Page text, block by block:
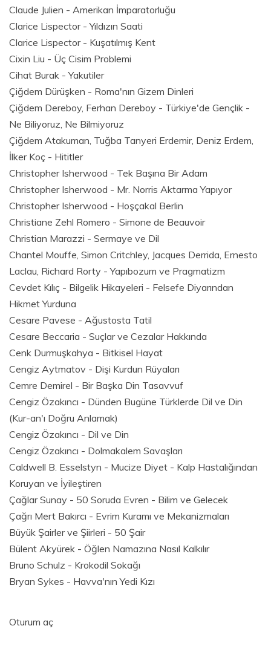
Claude Julien - Amerikan İmparatorluğu
Clarice Lispector - Yıldızın Saati
Clarice Lispector - Kuşatılmış Kent
Cixin Liu - Üç Cisim Problemi
Cihat Burak - Yakutiler
Çiğdem Dürüşken - Roma'nın Gizem Dinleri
Çiğdem Dereboy, Ferhan Dereboy - Türkiye'de Gençlik -
Ne Biliyoruz, Ne Bilmiyoruz
Çiğdem Atakuman, Tuğba Tanyeri Erdemir, Deniz Erdem,
İlker Koç - Hititler
Christopher Isherwood - Tek Başına Bir Adam
Christopher Isherwood - Mr. Norris Aktarma Yapıyor
Christopher Isherwood - Hoşçakal Berlin
Christiane Zehl Romero - Simone de Beauvoir
Christian Marazzi - Sermaye ve Dil
Chantel Mouffe, Simon Critchley, Jacques Derrida, Ernesto
Laclau, Richard Rorty - Yapıbozum ve Pragmatizm
Cevdet Kılıç - Bilgelik Hikayeleri - Felsefe Diyarından
Hikmet Yurduna
Cesare Pavese - Ağustosta Tatil
Cesare Beccaria - Suçlar ve Cezalar Hakkında
Cenk Durmuşkahya - Bitkisel Hayat
Cengiz Aytmatov - Dişi Kurdun Rüyaları
Cemre Demirel - Bir Başka Din Tasavvuf
Cengiz Özakıncı - Dünden Bugüne Türklerde Dil ve Din
(Kur-an'ı Doğru Anlamak)
Cengiz Özakıncı - Dil ve Din
Cengiz Özakıncı - Dolmakalem Savaşları
Caldwell B. Esselstyn - Mucize Diyet - Kalp Hastalığından
Koruyan ve İyileştiren
Çağlar Sunay - 50 Soruda Evren - Bilim ve Gelecek
Çağrı Mert Bakırcı - Evrim Kuramı ve Mekanizmaları
Büyük Şairler ve Şiirleri - 50 Şair
Bülent Akyürek - Öğlen Namazına Nasıl Kalkılır
Bruno Schulz - Krokodil Sokağı
Bryan Sykes - Havva'nın Yedi Kızı
Oturum aç